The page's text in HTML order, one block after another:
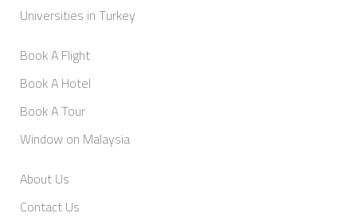
Universities in Turkey
Book A Flight
Book A Hotel
Book A Tour
Window on Malaysia
About Us
Contact Us